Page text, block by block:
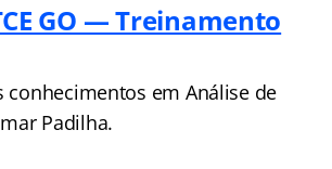
GO — Treinamento
conhecimentos em Análise de
Padilha.